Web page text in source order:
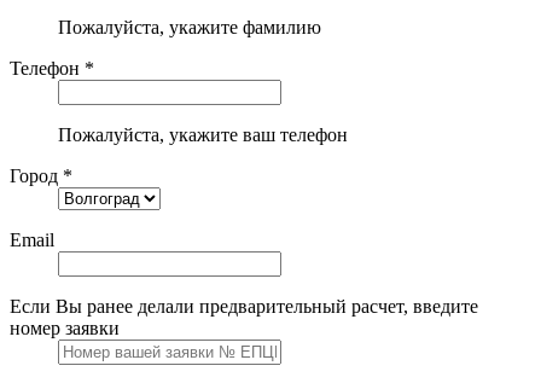
Пожалуйста, укажите фамилию
Телефон *
Пожалуйста, укажите ваш телефон
Город *
Email
Если Вы ранее делали предварительный расчет, введите
номер заявки